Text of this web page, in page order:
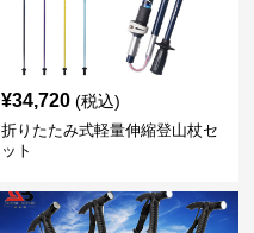
¥34,720 (税込)
折りたたみ式軽量伸縮登山杖セ
ット